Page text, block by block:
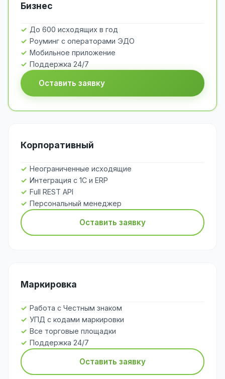
Бизнес
До 600 исходящих в год
Роуминг с операторами ЭДО
Мобильное приложение
Поддержка 24/7
Оставить заявку
Корпоративный
Неограниченные исходящие
Интеграция с 1С и ERP
Full REST API
Персональный менеджер
Оставить заявку
Маркировка
Работа с Честным знаком
УПД с кодами маркировки
Все торговые площадки
Поддержка 24/7
Оставить заявку